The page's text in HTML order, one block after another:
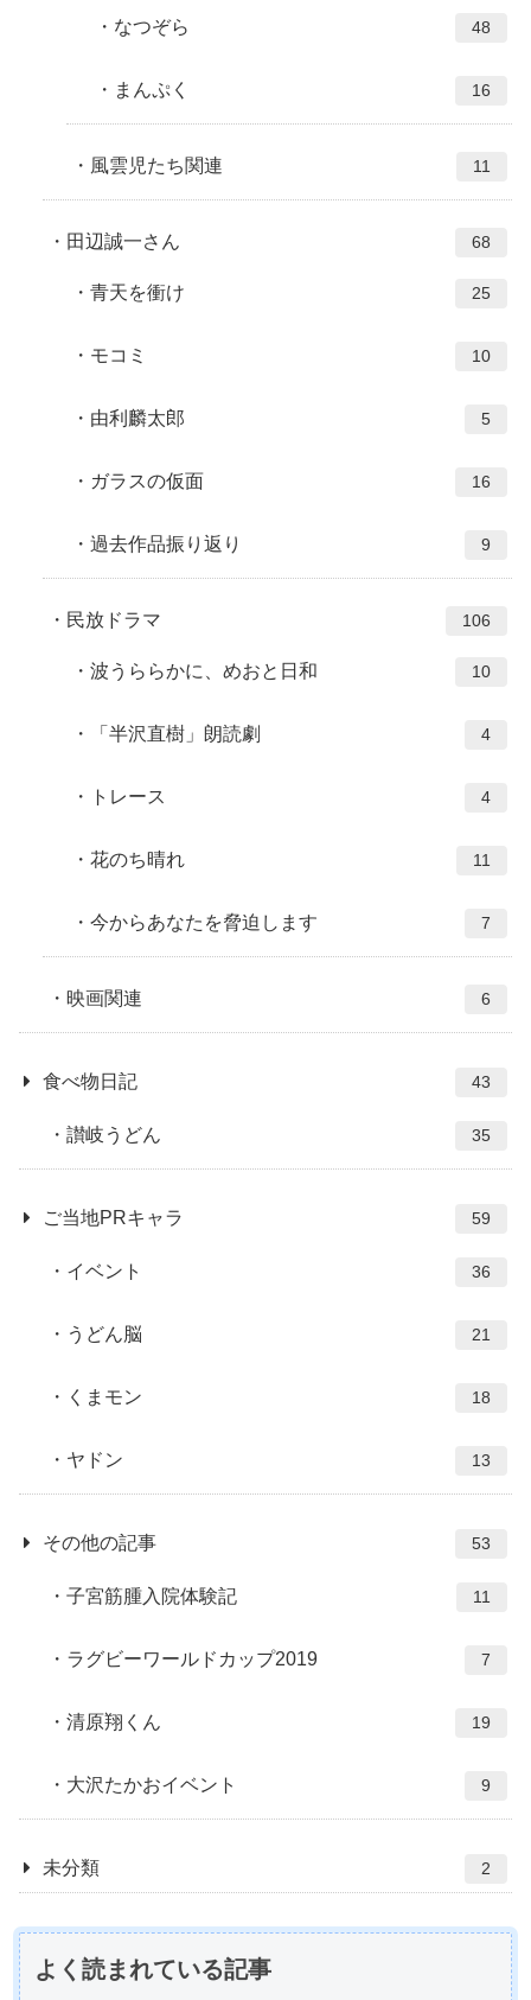
なつぞら 48
まんぷく 16
風雲児たち関連 11
田辺誠一さん 68
青天を衝け 25
モコミ 10
由利麟太郎 5
ガラスの仮面 16
過去作品振り返り 9
民放ドラマ 106
波うららかに、めおと日和 10
「半沢直樹」朗読劇 4
トレース 4
花のち晴れ 11
今からあなたを脅迫します 7
映画関連 6
食べ物日記 43
讃岐うどん 35
ご当地PRキャラ 59
イベント 36
うどん脳 21
くまモン 18
ヤドン 13
その他の記事 53
子宮筋腫入院体験記 11
ラグビーワールドカップ2019 7
清原翔くん 19
大沢たかおイベント 9
未分類 2
よく読まれている記事